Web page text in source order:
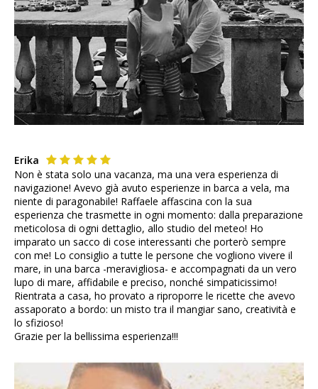
Erika
Non è stata solo una vacanza, ma una vera esperienza di
navigazione! Avevo già avuto esperienze in barca a vela, ma
niente di paragonabile! Raffaele affascina con la sua
esperienza che trasmette in ogni momento: dalla preparazione
meticolosa di ogni dettaglio, allo studio del meteo! Ho
imparato un sacco di cose interessanti che porterò sempre
con me! Lo consiglio a tutte le persone che vogliono vivere il
mare, in una barca -meravigliosa- e accompagnati da un vero
lupo di mare, affidabile e preciso, nonché simpaticissimo!
Rientrata a casa, ho provato a riproporre le ricette che avevo
assaporato a bordo: un misto tra il mangiar sano, creatività e
lo sfizioso!
Grazie per la bellissima esperienza!!!